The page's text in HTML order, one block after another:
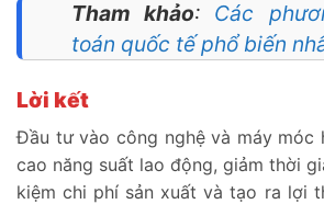
Tham khảo: Các
toán quốc tế phổ biến
Lời kết
Đầu tư vào công nghệ và máy móc
cao năng suất lao động, giảm thời
kiệm chi phí sản xuất và tạo ra lợi